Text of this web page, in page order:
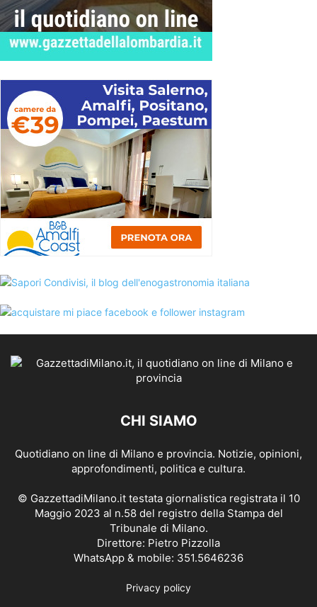
CHI SIAMO
Quotidiano on line di Milano e provincia. Notizie, opinioni,
approfondimenti, politica e cultura.
© GazzettadiMilano.it testata giornalistica registrata il 10
Maggio 2023 al n.58 del registro della Stampa del
Tribunale di Milano.
Direttore: Pietro Pizzolla
WhatsApp & mobile: 351.5646236
Privacy policy